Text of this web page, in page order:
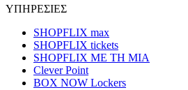
ΥΠΗΡΕΣΙΕΣ
SHOPFLIX max
SHOPFLIX tickets
SHOPFLIX ΜΕ ΤΗ ΜΙΑ
Clever Point
BOX NOW Lockers